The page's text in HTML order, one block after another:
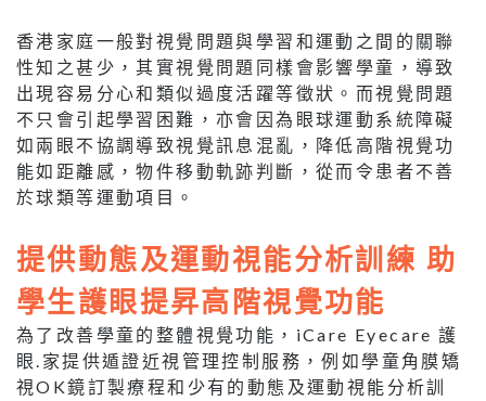
香港家庭一般對視覺問題與學習和運動之間的關聯
性知之甚少，其實視覺問題同樣會影響學童，導致
出現容易分心和類似過度活躍等徵狀。而視覺問題
不只會引起學習困難，亦會因為眼球運動系統障礙
如兩眼不協調導致視覺訊息混亂，降低高階視覺功
能如距離感，物件移動軌跡判斷，從而令患者不善
於球類等運動項目。
提供動態及運動視能分析訓練 助
學生護眼提昇高階視覺功能
為了改善學童的整體視覺功能，iCare Eyecare 護
眼.家提供遁證近視管理控制服務，例如學童角膜矯
視OK鏡訂製療程和少有的動態及運動視能分析訓